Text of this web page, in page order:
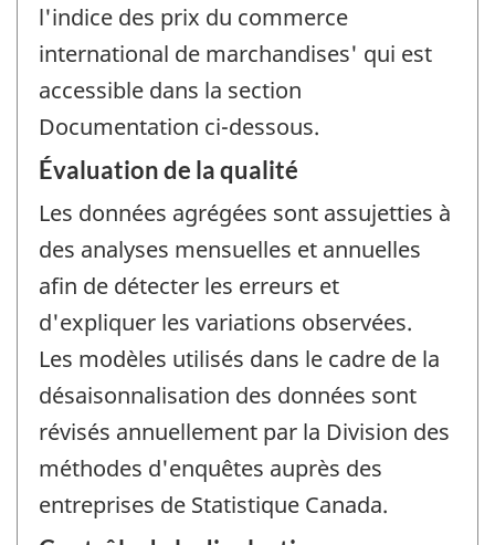
l'indice des prix du commerce
international de marchandises' qui est
accessible dans la section
Documentation ci-dessous.
Évaluation de la qualité
Les données agrégées sont assujetties à
des analyses mensuelles et annuelles
afin de détecter les erreurs et
d'expliquer les variations observées.
Les modèles utilisés dans le cadre de la
désaisonnalisation des données sont
révisés annuellement par la Division des
méthodes d'enquêtes auprès des
entreprises de Statistique Canada.